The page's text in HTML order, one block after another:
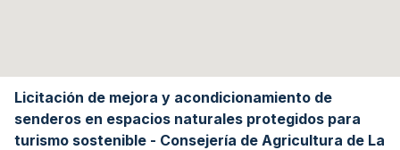
Licitación de mejora y acondicionamiento de
senderos en espacios naturales protegidos para
turismo sostenible - Consejería de Agricultura de La